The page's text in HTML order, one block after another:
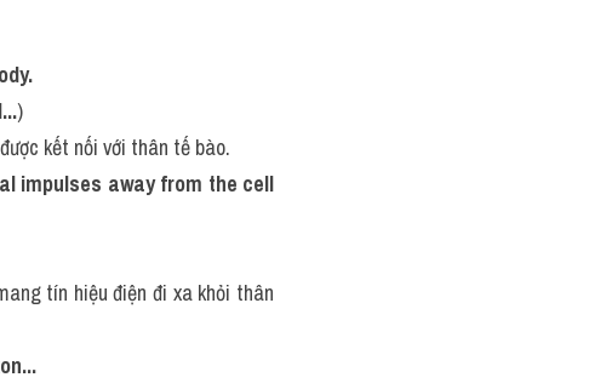
)
kết nối với thân tế bào.
impulses away from the cell
tín hiệu điện đi xa khỏi thân